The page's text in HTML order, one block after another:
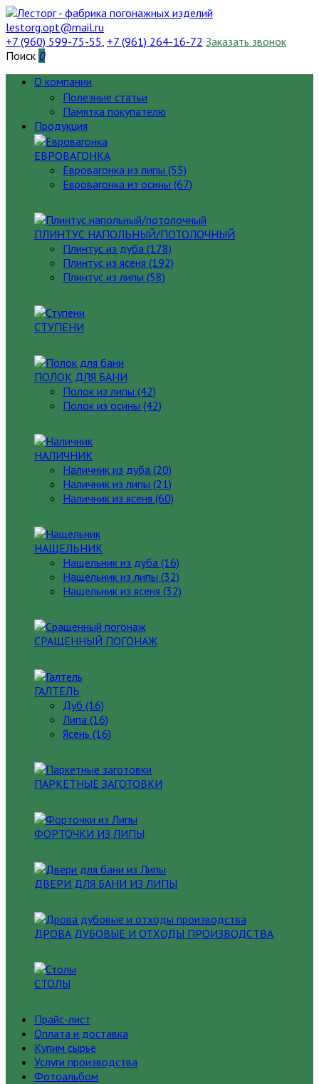
lestorg.opt@mail.ru
+7 (960) 599-75-55, +7 (961) 264-16-72 Заказать звонок
Поиск 0
О компании
Полезные статьи
Памятка покупателю
Продукция
ЕВРОВАГОНКА
Евровагонка из липы (55)
Евровагонка из осины (67)
ПЛИНТУС НАПОЛЬНЫЙ/ПОТОЛОЧНЫЙ
Плинтус из дуба (178)
Плинтус из ясеня (192)
Плинтус из липы (58)
СТУПЕНИ
ПОЛОК ДЛЯ БАНИ
Полок из липы (42)
Полок из осины (42)
НАЛИЧНИК
Наличник из дуба (20)
Наличник из липы (21)
Наличник из ясеня (60)
НАЩЕЛЬНИК
Нащельник из дуба (16)
Нащельник из липы (32)
Нащельник из ясеня (32)
СРАЩЕННЫЙ ПОГОНАЖ
ГАЛТЕЛЬ
Дуб (16)
Липа (16)
Ясень (16)
ПАРКЕТНЫЕ ЗАГОТОВКИ
ФОРТОЧКИ ИЗ ЛИПЫ
ДВЕРИ ДЛЯ БАНИ ИЗ ЛИПЫ
ДРОВА ДУБОВЫЕ И ОТХОДЫ ПРОИЗВОДСТВА
СТОЛЫ
Прайс-лист
Оплата и доставка
Купим сырье
Услуги производства
Фотоальбом